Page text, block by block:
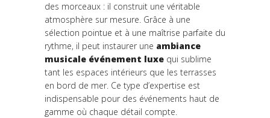
des morceaux : il construit une véritable
atmosphère sur mesure. Grâce à une
sélection pointue et à une maîtrise parfaite du
rythme, il peut instaurer une ambiance
musicale événement luxe qui sublime
tant les espaces intérieurs que les terrasses
en bord de mer. Ce type d’expertise est
indispensable pour des événements haut de
gamme où chaque détail compte.